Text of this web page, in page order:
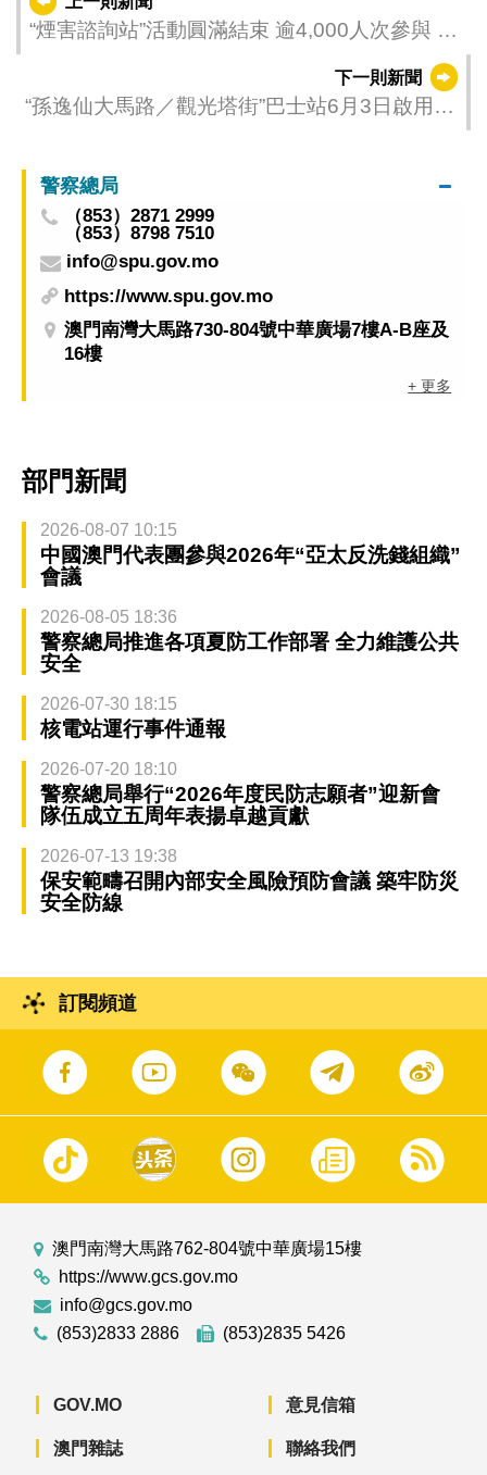
“煙害諮詢站”活動圓滿結束 逾4,000人次參與 共
下一則新聞
“孫逸仙大馬路／觀光塔街”巴士站6月3日啟用
警察總局
（853）2871 2999
（853）8798 7510
info@spu.gov.mo
https://www.spu.gov.mo
澳門南灣大馬路730-804號中華廣場7樓A-B座及
16樓
+ 更多
部門新聞
2026-08-07 10:15
中國澳門代表團參與2026年“亞太反洗錢組織”
會議
2026-08-05 18:36
警察總局推進各項夏防工作部署 全力維護公共
安全
2026-07-30 18:15
核電站運行事件通報
2026-07-20 18:10
警察總局舉行“2026年度民防志願者”迎新會
隊伍成立五周年表揚卓越貢獻
2026-07-13 19:38
保安範疇召開內部安全風險預防會議 築牢防災
安全防線
訂閱頻道
澳門南灣大馬路762-804號中華廣場15樓
https://www.gcs.gov.mo
info@gcs.gov.mo
(853)2833 2886
(853)2835 5426
GOV.MO
澳門雜誌
意見信箱
聯絡我們